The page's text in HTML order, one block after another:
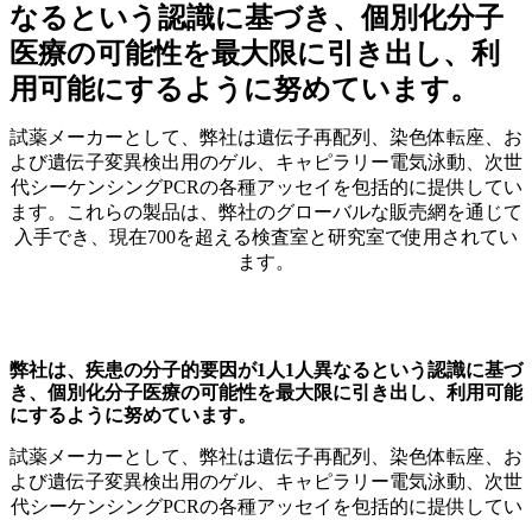
なるという認識に基づき、個別化分子
医療の可能性を最大限に引き出し、利
用可能にするように努めています。
試薬メーカーとして、弊社は遺伝子再配列、染色体転座、お
よび遺伝子変異検出用のゲル、キャピラリー電気泳動、次世
代シーケンシングPCRの各種アッセイを包括的に提供してい
ます。これらの製品は、弊社のグローバルな販売網を通じて
入手でき、現在700を超える検査室と研究室で使用されてい
ます。
弊社は、疾患の分子的要因が1人1人異なるという認識に基づ
き、個別化分子医療の可能性を最大限に引き出し、利用可能
にするように努めています。
試薬メーカーとして、弊社は遺伝子再配列、染色体転座、お
よび遺伝子変異検出用のゲル、キャピラリー電気泳動、次世
代シーケンシングPCRの各種アッセイを包括的に提供してい